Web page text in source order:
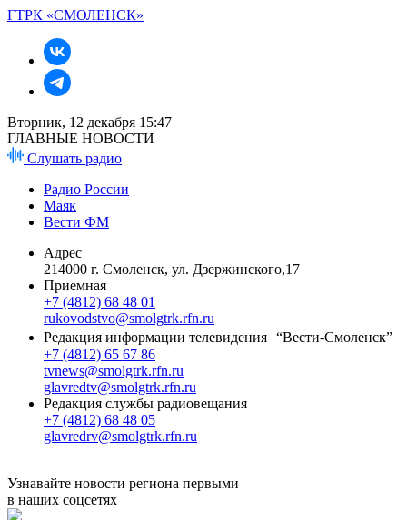
ГТРК «СМОЛЕНСК»
Вторник, 12 декабря 15:47
ГЛАВНЫЕ НОВОСТИ
Слушать радио
Радио России
Маяк
Вести ФМ
Адрес
214000 г. Смоленск, ул. Дзержинского,17
Приемная
+7 (4812) 68 48 01
rukovodstvo@smolgtrk.rfn.ru
Редакция информации телевидения “Вести-Смоленск”
+7 (4812) 65 67 86
tvnews@smolgtrk.rfn.ru
glavredtv@smolgtrk.rfn.ru
Редакция службы радиовещания
+7 (4812) 68 48 05
glavredrv@smolgtrk.rfn.ru
Узнавайте новости региона первыми
в наших соцсетях